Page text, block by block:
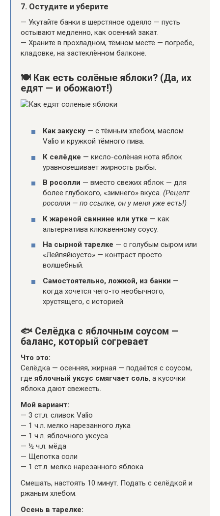
7. Остудите и уберите
— Укутайте банки в шерстяное одеяло — пусть
остывают медленно, как осенний закат.
— Храните в прохладном, тёмном месте — погребе,
кладовке, на застеклённом балконе.
🍽 Как есть солёные яблоки? (Да, их
едят — и обожают!)
Как закуску — с тёмным хлебом, маслом
Valio и кружкой тёмного пива.
К селёдке — кисло-солёная нота яблок
уравновешивает жирность рыбы.
В росолли — вместо свежих яблок — для
более глубокого, «зимнего» вкуса. (Рецепт
росолли — по ссылке, он у меня уже есть!)
К жареной свинине или утке — как
альтернатива клюквенному соусу.
На сырной тарелке — с голубым сыром или
«Лейпяйюусто» — контраст просто
волшебный.
Самостоятельно, ложкой, из банки —
когда хочется чего-то необычного,
хрустящего, с историей.
🐟 Селёдка с яблочным соусом —
баланс, который согревает
Что это:
Селёдка — осенняя, жирная — подаётся с соусом,
где яблочный уксус смягчает соль, а кусочки
яблока дают свежесть.
Мой вариант:
— 3 ст.л. сливок Valio
— 1 ч.л. мелко нарезанного лука
— 1 ч.л. яблочного уксуса
— ½ ч.л. мёда
— Щепотка соли
— 1 ст.л. мелко нарезанного яблока
Смешать, настоять 10 минут. Подать с селёдкой и
ржаным хлебом.
Осень в тарелке: